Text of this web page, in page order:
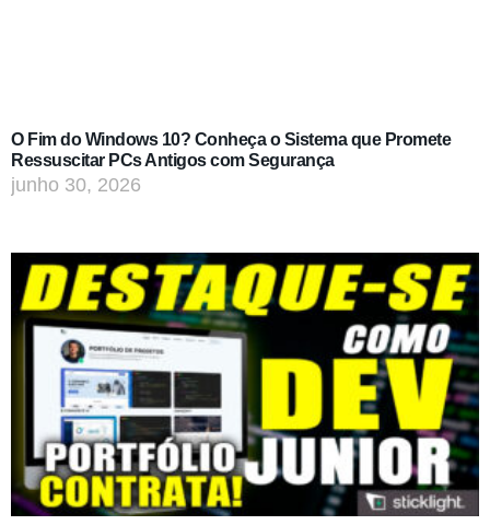
O Fim do Windows 10? Conheça o Sistema que Promete
Ressuscitar PCs Antigos com Segurança
junho 30, 2026